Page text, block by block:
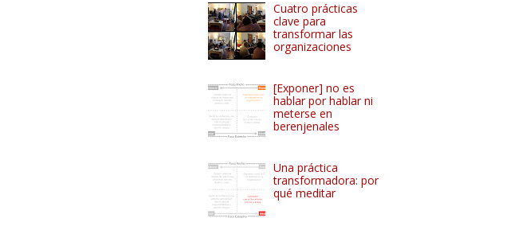
Cuatro prácticas
clave para
transformar las
organizaciones
[Exponer] no es
hablar por hablar ni
meterse en
berenjenales
Una práctica
transformadora: por
qué meditar